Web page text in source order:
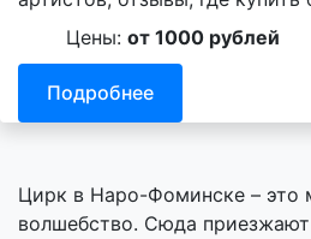
Цены: от 1000 рублей
Подробнее
Цирк в Наро-Фоминске – это
волшебство. Сюда